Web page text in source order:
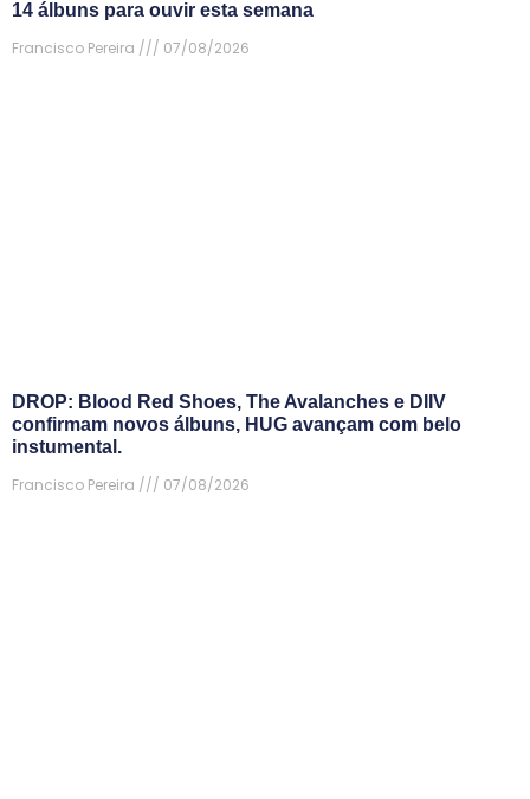
14 álbuns para ouvir esta semana
Francisco Pereira
07/08/2026
DROP: Blood Red Shoes, The Avalanches e DIIV
confirmam novos álbuns, HUG avançam com belo
instumental.
Francisco Pereira
07/08/2026